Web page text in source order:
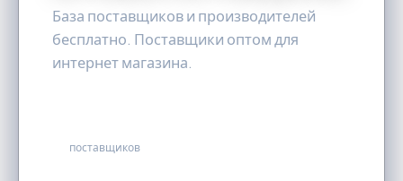
База поставщиков и производителей
бесплатно. Поставщики оптом для
интернет магазина.
поставщиков